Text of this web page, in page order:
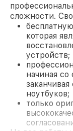
сложности.
которая
устройств;
начиная
ноутбуков;
только